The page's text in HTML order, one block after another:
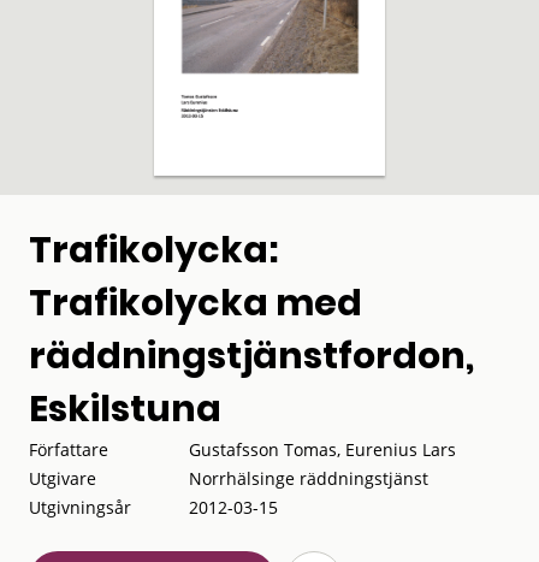
Trafikolycka:
Trafikolycka med
räddningstjänstfordon,
Eskilstuna
Författare
Gustafsson Tomas, Eurenius Lars
Utgivare
Norrhälsinge räddningstjänst
Utgivningsår
2012-03-15